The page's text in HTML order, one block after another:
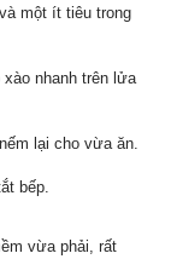
một ít tiêu trong
nhanh trên lửa
lại cho vừa ăn.
bếp.
vừa phải, rất